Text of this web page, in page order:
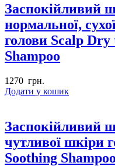
Заспокійливий
нормальної,
голови Scalp
Shampoo
1270 грн.
Додати у кошик
Заспокійливий
чутливої шкіри
Soothing Shampoo